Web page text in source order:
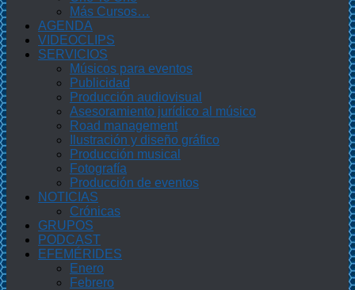
Más Cursos…
AGENDA
VIDEOCLIPS
SERVICIOS
Músicos para eventos
Publicidad
Producción audiovisual
Asesoramiento jurídico al músico
Road management
Ilustración y diseño gráfico
Producción musical
Fotografía
Producción de eventos
NOTICIAS
Crónicas
GRUPOS
PODCAST
EFEMÉRIDES
Enero
Febrero